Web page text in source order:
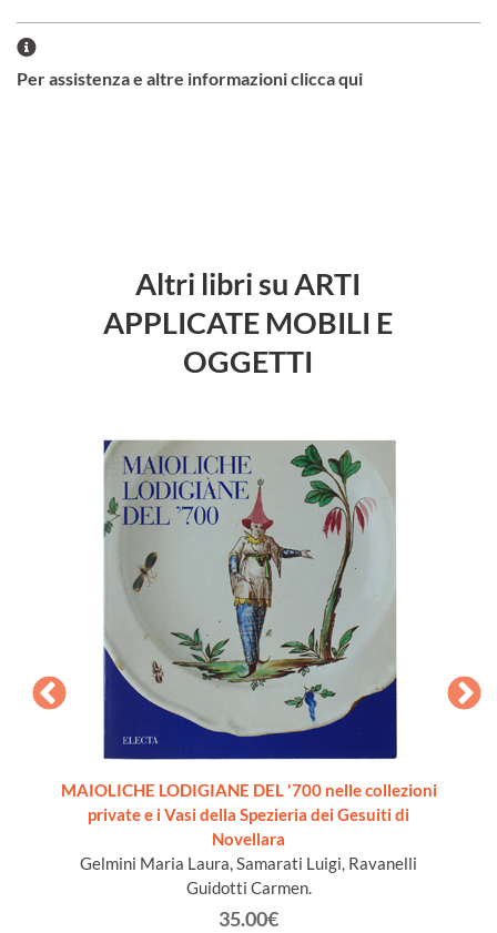
Per assistenza e altre informazioni clicca qui
Altri libri su ARTI
APPLICATE MOBILI E
OGGETTI
MAIOLICHE LODIGIANE DEL '700 nelle collezioni
private e i Vasi della Spezieria dei Gesuiti di
Novellara
Gelmini Maria Laura, Samarati Luigi, Ravanelli
Guidotti Carmen.
35.00€